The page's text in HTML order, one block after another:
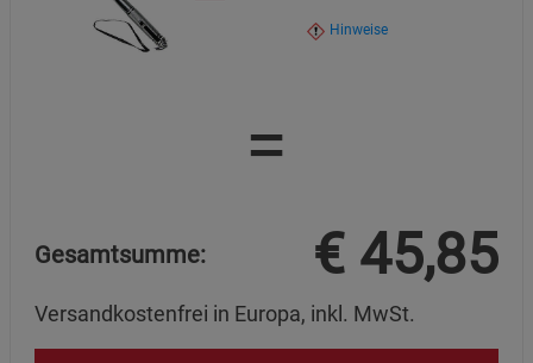
Hinweise
=
Gesamtsumme: € 45,85
Versandkostenfrei in Europa, inkl. MwSt.